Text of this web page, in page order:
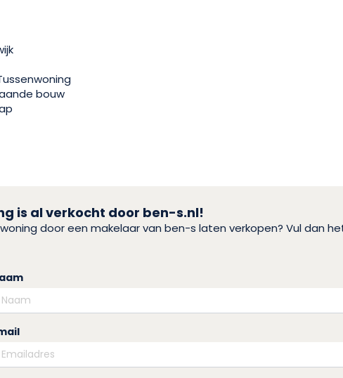
bouw
is al verkocht door ben-s.nl!
door een makelaar van ben-s laten verkopen? Vul dan